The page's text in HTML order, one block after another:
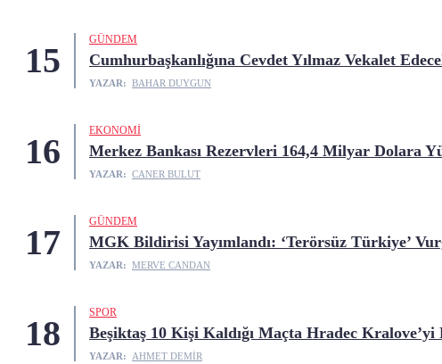
15
GÜNDEM
Cumhurbaşkanlığına Cevdet Yılmaz Vekalet
YAZAR: BAHAR DUYGUN
16
EKONOMI
Merkez Bankası Rezervleri 164,4 Milyar Dolara
YAZAR: CANER BULUT
17
GÜNDEM
MGK Bildirisi Yayımlandı: ‘Terörsüz Türkiye’
YAZAR: MERVE CANDAN
18
SPOR
Beşiktaş 10 Kişi Kaldığı Maçta Hradec
YAZAR: AHMET DEMIR